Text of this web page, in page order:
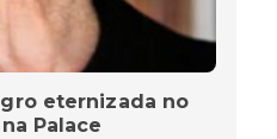
eternizada no
Palace